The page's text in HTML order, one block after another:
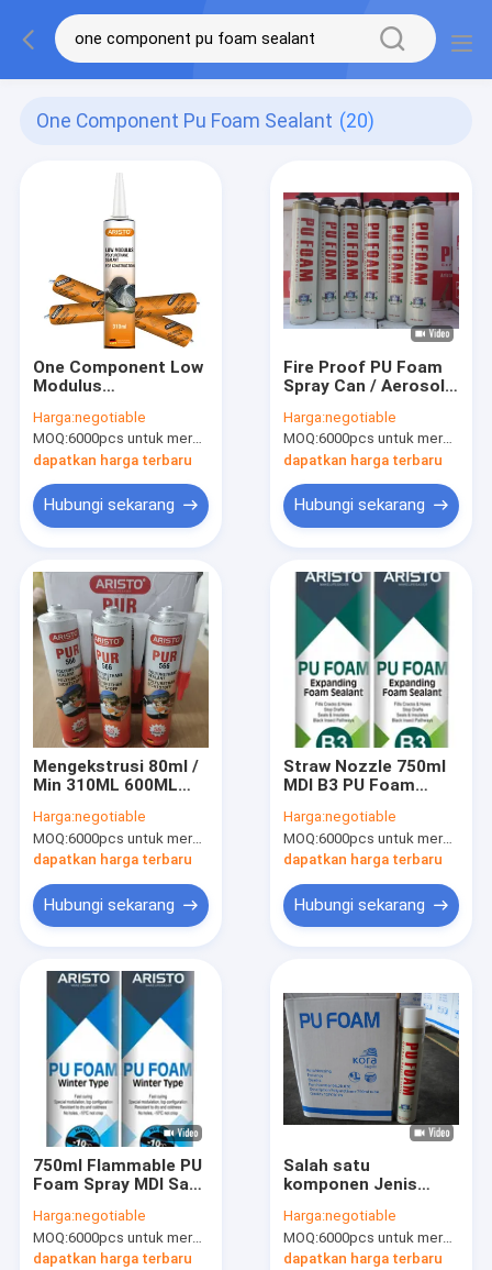
One Component Pu Foam Sealant (20)
One Component Low
Modulus
0.8Mpa Untuk
Konstruksi
Harga:negotiable
MOQ:6000pcs untuk merek Aristo, 12000pcs untuk merek pelanggan
dapatkan harga terbaru
Hubungi sekarang
Fire Proof PU Foam
Spray Can / Aerosol
Insulation B2 Grade
Harga:negotiable
MOQ:6000pcs untuk merek Aristo, 15000pcs untuk pelanggan merek
dapatkan harga terbaru
Hubungi sekarang
Mengekstrusi 80ml /
Min 310ML 600ML
Sealant
Harga:negotiable
MOQ:6000pcs untuk merek Aristo, 12000pcs untuk merek pelanggan
dapatkan harga terbaru
Hubungi sekarang
Straw Nozzle 750ml
MDI B3 PU Foam
Komponen
Harga:negotiable
MOQ:6000pcs untuk merek Aristo, 15000pcs untuk merek pelanggan
dapatkan harga terbaru
Hubungi sekarang
750ml Flammable PU
Foam Spray MDI Satu
Memperluas Aristo
Harga:negotiable
MOQ:6000pcs untuk merek Aristo, 15000pcs untuk merek pelanggan
dapatkan harga terbaru
Salah satu
komponen Jenis
Foam Spray /
Polyurethane Foam
Gun / Straw Type
Harga:negotiable
MOQ:6000pcs untuk merek Aristo, 15000pcs untuk pelanggan merek
dapatkan harga terbaru